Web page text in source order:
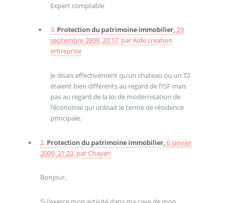
Expert comptable
3. Protection du patrimoine immobilier,29
septembre 2009, 20:17, parAide creation
entreprise
Je disais effectivement qu’un chateau ou un T2
étaient bien différents au regard de l’ISF mais
pas au regard de la loi de modernisation de
l’économie qui utilisait le terme de résidence
principale.
2. Protection du patrimoine immobilier,6 janvier
2009, 21:23, parChayan
Bonjour,